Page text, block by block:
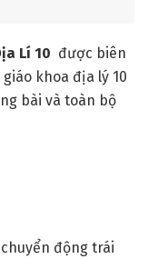
Lí 10 được biên
khoa địa lý 10
bài và toàn bộ
động trái